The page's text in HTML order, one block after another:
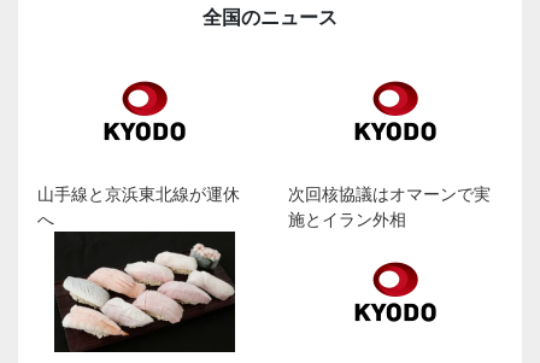
全国のニュース
山手線と京浜東北線が運休
へ
次回核協議はオマーンで実
施とイラン外相